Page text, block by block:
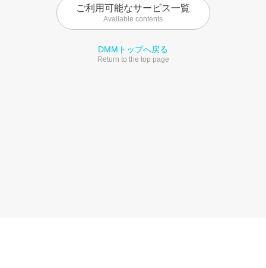
ご利用可能なサービス一覧
Available contents
DMMトップへ戻る
Return to the top page